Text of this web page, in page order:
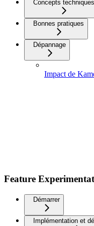
Concepts techniques
Bonnes pratiques
Dépannage
Impact de
Feature
Démarrer
Implémentation et